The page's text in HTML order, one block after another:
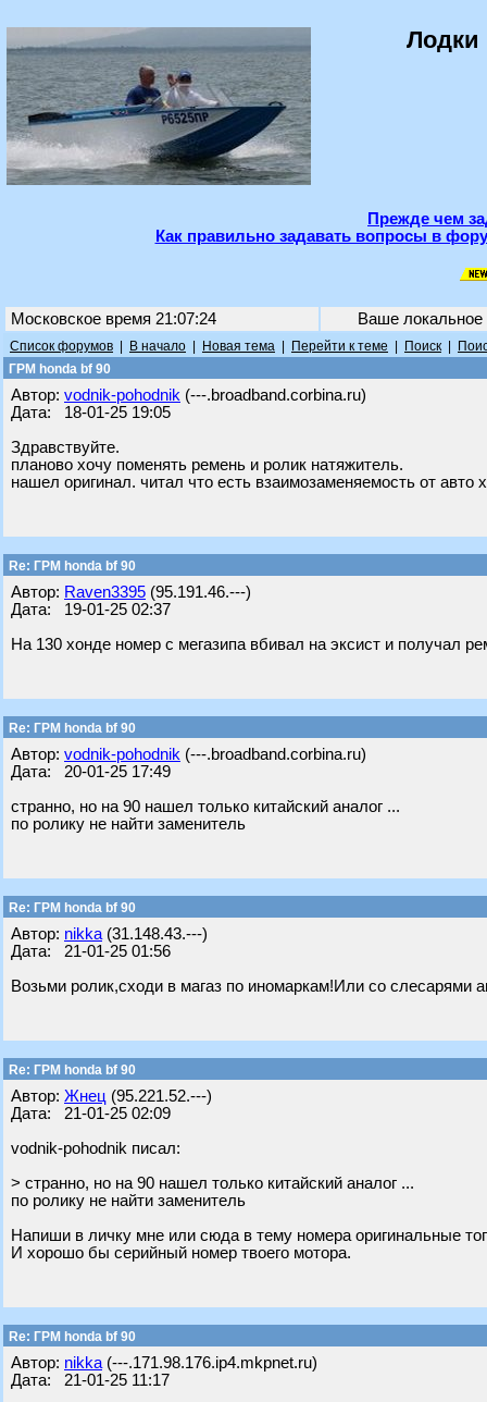
Лодки
Прежде чем
Как правильно задавать вопросы в
Московское время 21:07:24 Ваше
Список форумов В начало Новая тема Перейти к теме Поиск
ГРМ honda bf 90
Автор: vodnik-pohodnik (---.broadband.corbina.ru)
Дата: 18-01-25 19:05
Здравствуйте.
планово хочу поменять ремень и ролик натяжитель.
нашел оригинал. читал что есть взаимозаменяемость от авто
Re: ГРМ honda bf 90
Автор: Raven3395 (95.191.46.---)
Дата: 19-01-25 02:37
На 130 хонде номер с мегазипа вбивал на эксист и получал
Re: ГРМ honda bf 90
Автор: vodnik-pohodnik (---.broadband.corbina.ru)
Дата: 20-01-25 17:49
странно, но на 90 нашел только китайский аналог ...
по ролику не найти заменитель
Re: ГРМ honda bf 90
Автор: nikka (31.148.43.---)
Дата: 21-01-25 01:56
Возьми ролик,сходи в магаз по иномаркам!Или со слесарями
Re: ГРМ honda bf 90
Автор: Жнец (95.221.52.---)
Дата: 21-01-25 02:09
vodnik-pohodnik писал:
> странно, но на 90 нашел только китайский аналог ...
по ролику не найти заменитель
Напиши в личку мне или сюда в тему номера оригинальные
И хорошо бы серийный номер твоего мотора.
Re: ГРМ honda bf 90
Автор: nikka (---.171.98.176.ip4.mkpnet.ru)
Дата: 21-01-25 11:17